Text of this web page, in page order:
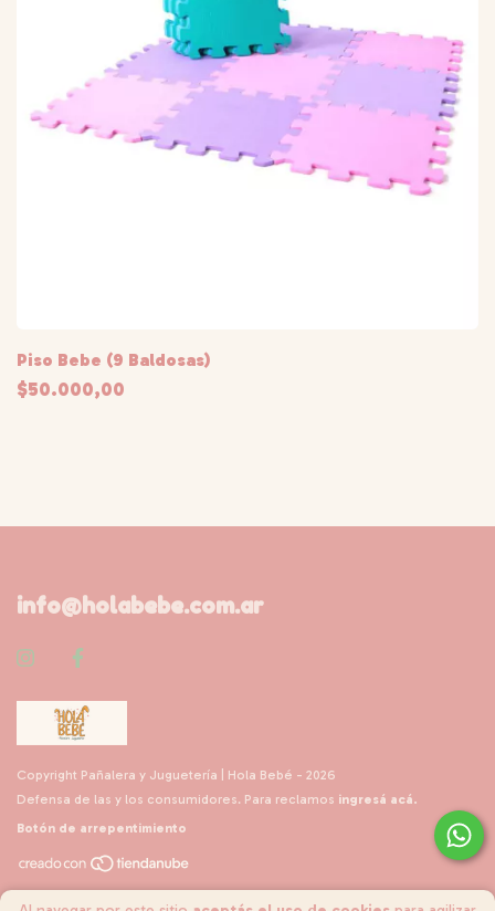
Piso Bebe (9 Baldosas)
$50.000,00
info@holabebe.com.ar
Copyright Pañalera y Juguetería | Hola Bebé - 2026
Defensa de las y los consumidores. Para reclamos ingresá acá.
Botón de arrepentimiento